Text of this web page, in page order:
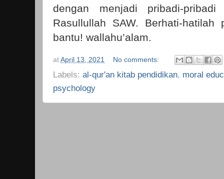
dengan menjadi pribadi-
Rasullullah SAW. Berhati-
bantu! wallahu’alam.
at April 13, 2021 No comments:
Labels: al-qur'an kitab pendidikan, moral
psychology